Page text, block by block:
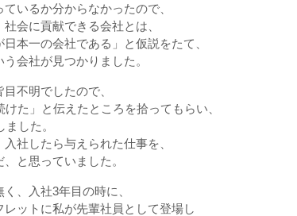
いるか分からなかったので、
会に貢献できる会社とは、
本一の会社である」と仮説をたて、
会社が見つかりました。
不明でしたので、
けた」と伝えたところを拾ってもらい、
した。
社したら与えられた仕事を、
と思っていました。
、入社3年目の時に、
ットに私が先輩社員として登場し